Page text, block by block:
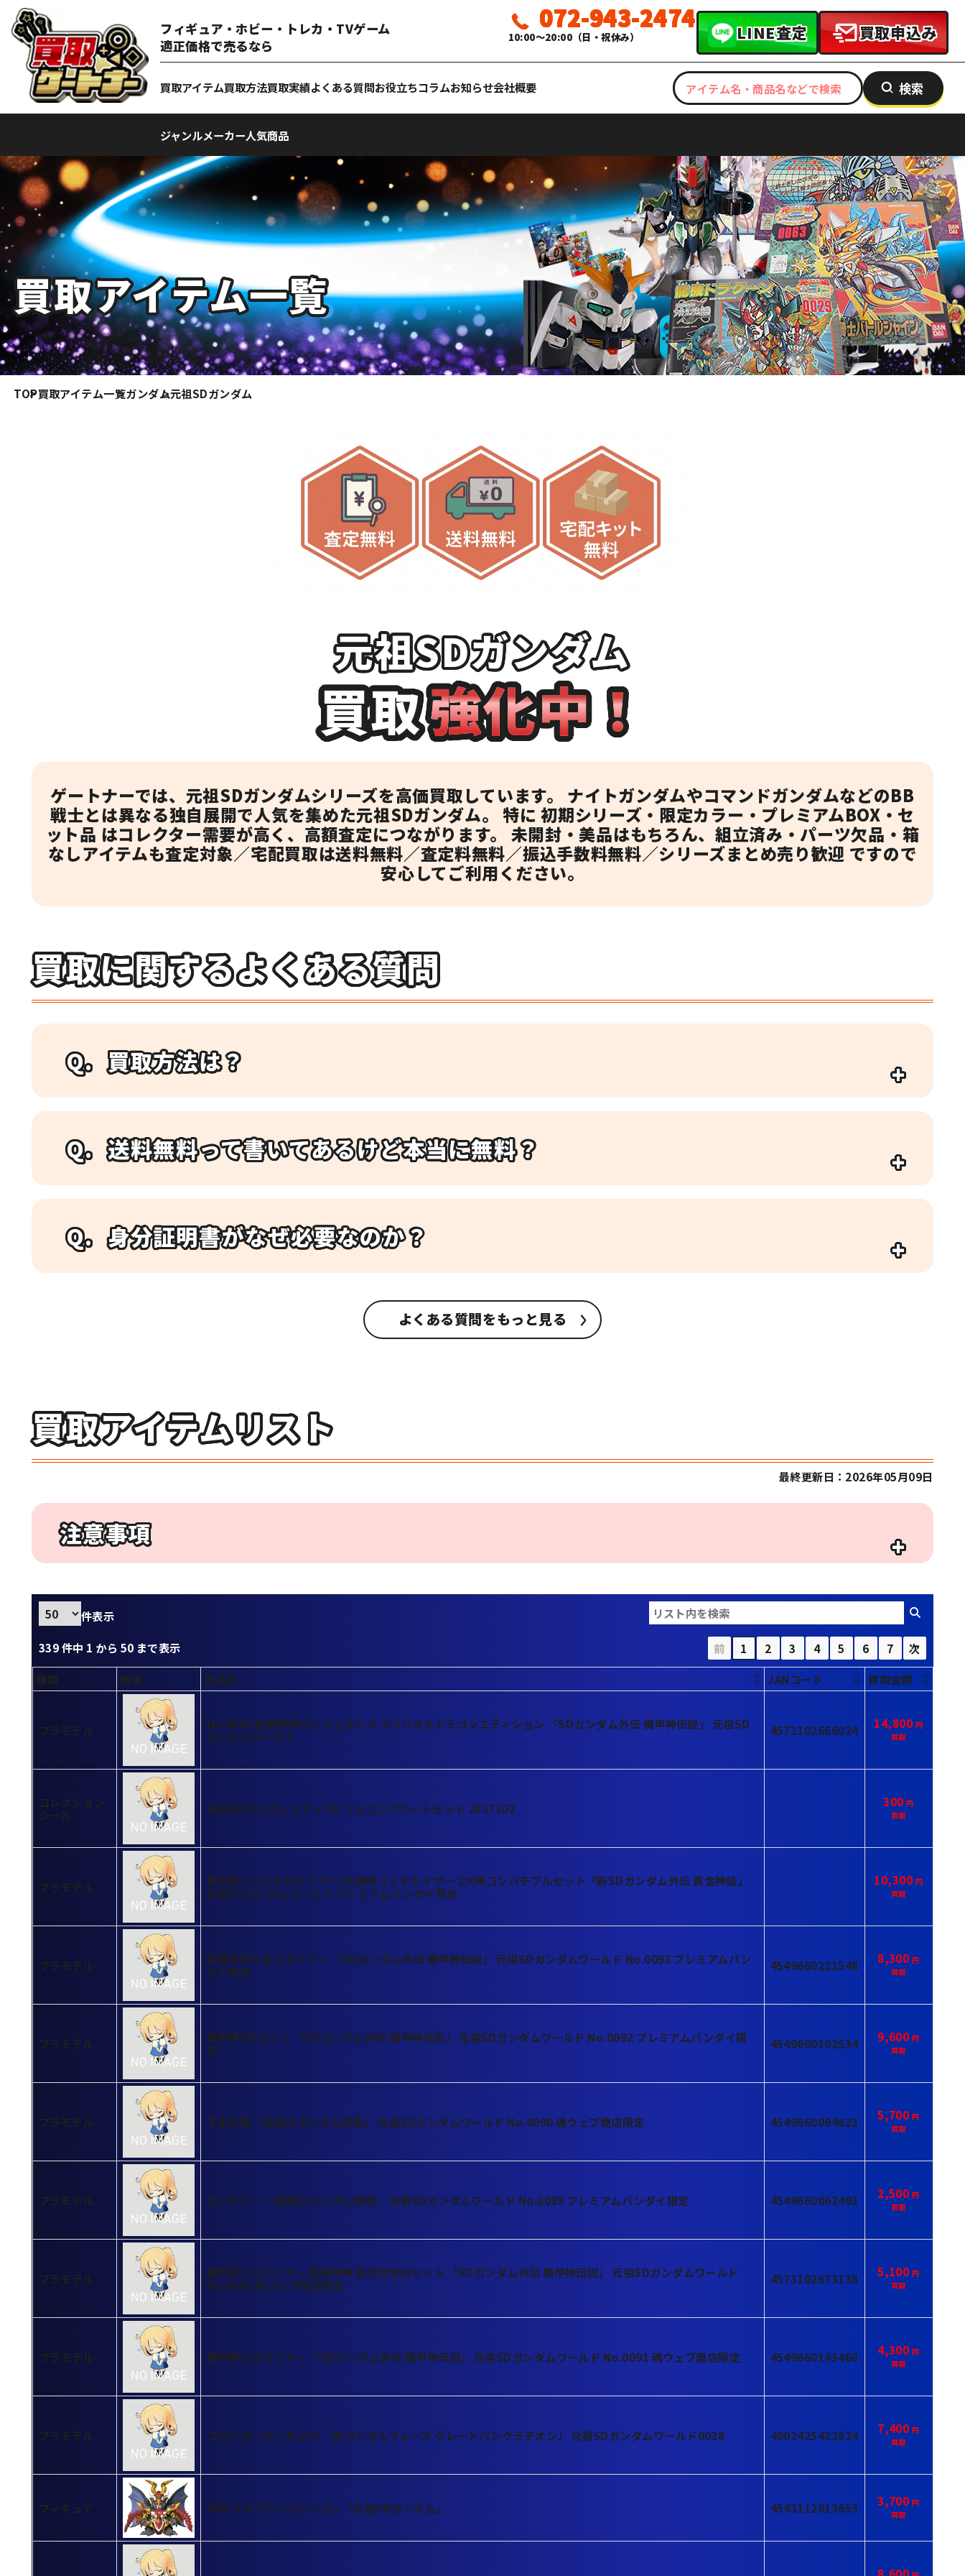
フィギュア・ホビー・トレカ・TVゲーム
適正価格で売るなら
072-943-2474
10:00〜20:00（日・祝休み） LINE査定 買取申込み
買取アイテム買取方法買取実績よくある質問お役立ちコラムお知らせ会社概要
ジャンルメーカー人気商品
買取アイテム一覧
TOP買取アイテム一覧ガンダム元祖SDガンダム
元祖SDガンダム
買取強化中！
ゲートナーでは、元祖SDガンダムシリーズを高価買取しています。 ナイトガンダムやコマンドガンダムなどのBB
戦士とは異なる独自展開で人気を集めた元祖SDガンダム。 特に 初期シリーズ・限定カラー・プレミアムBOX・セ
ット品 はコレクター需要が高く、高額査定につながります。 未開封・美品はもちろん、組立済み・パーツ欠品・箱
なしアイテムも査定対象／宅配買取は送料無料／査定料無料／振込手数料無料／シリーズまとめ売り歓迎 ですので
安心してご利用ください。
買取に関するよくある質問
買取方法は？
送料無料って書いてあるけど本当に無料？
身分証明書がなぜ必要なのか？
よくある質問をもっと見る
買取アイテムリスト
最終更新日：2026年05月09日
注意事項
件表示
339 件中 1 から 50 まで表示
前 1 2 3 4 5 6 7
次
種類
画像 商品名 JANコード 買取金額
プラモデル
No.0094 超機甲神ガンジェネシス スペリオルドラゴンエディション 「SDガンダム外伝 機甲神伝説」 元祖SD
ガンダムワールド
4573102666024 14,800
コレクション
シール
元祖SDガンダムスナックII フルコンプリートセット 2837302 300
プラモデル
黄金神スペリオルカイザー/太陽神ゴッドカイザー 2大神コンパチブルセット「新SDガンダム外伝 黄金神話」
元祖SDガンダムワールド プレミアムバンダイ限定
10,300
プラモデル
影機甲神カオスガイヤー 「SDガンダム外伝 機甲神伝説」 元祖SDガンダムワールド No.0093 プレミアムバン
ダイ限定
4549660221548 8,300
プラモデル
機甲神5体セット 「SDガンダム外伝 機甲神伝説」 元祖SDガンダムワールド No.0092 プレミアムバンダイ限
定
4549660192534 9,600
プラモデル 千生将軍 「超戦士ガンダム野郎」 元祖SDガンダムワールド No.0090 魂ウェブ商店限定 4549660094623 5,700
プラモデル ガンキラー 「超戦士ガンダム野郎」 元祖SDガンダムワールド No.0089 プレミアムバンダイ限定 4549660062493 2,500
プラモデル
機甲神アルテイヤー 超機甲神 真の目覚めセット 「SDガンダム外伝 機甲神伝説」 元祖SDガンダムワールド
No.0095 魂ウェブ商店限定
4573102673138 5,100
プラモデル 機甲神エルガイヤー 「SDガンダム外伝 機甲神伝説」 元祖SDガンダムワールド No.0091 魂ウェブ商店限定 4549660143468 4,300
プラモデル コマンダーガンダムV2 「新ガンダムフォース グレートパンクラチオン」 元祖SDガンダムワールド0028 4902425422824 7,400
フィギュア SDX ネオブラックドラゴン「元祖SDガンダム」 4543112613653 3,700